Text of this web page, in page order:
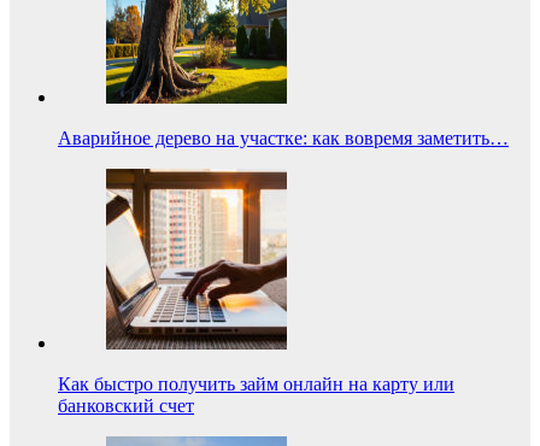
Аварийное дерево на участке: как вовремя заметить…
Как быстро получить займ онлайн на карту или
банковский счет